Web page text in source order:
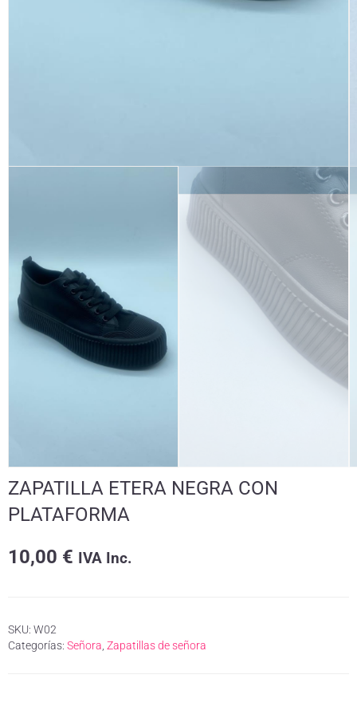
ZAPATILLA ETERA NEGRA CON
PLATAFORMA
10,00 € IVA Inc.
SKU: W02
Categorías: Señora, Zapatillas de señora